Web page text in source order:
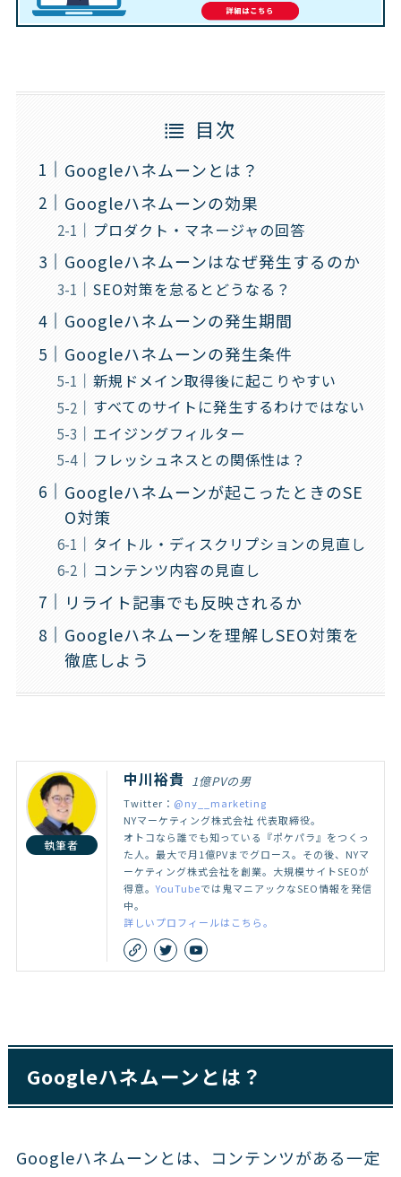
目次
Googleハネムーンとは？
Googleハネムーンの効果
プロダクト・マネージャの回答
Googleハネムーンはなぜ発生するのか
SEO対策を怠るとどうなる？
Googleハネムーンの発生期間
Googleハネムーンの発生条件
新規ドメイン取得後に起こりやすい
すべてのサイトに発生するわけではない
エイジングフィルター
フレッシュネスとの関係性は？
Googleハネムーンが起こったときのSE
O対策
タイトル・ディスクリプションの見直し
コンテンツ内容の見直し
リライト記事でも反映されるか
Googleハネムーンを理解しSEO対策を
徹底しよう
執筆者
中川裕貴 1億PVの男
Twitter： @ny__marketing
NYマーケティング株式会社 代表取締役。
オトコなら誰でも知っている『ポケパラ』をつくっ
た人。最大で月1億PVまでグロース。その後、NYマ
ーケティング株式会社を創業。大規模サイトSEOが
得意。YouTubeでは鬼マニアックなSEO情報を発信
中。
詳しいプロフィールはこちら。
Googleハネムーンとは？
Googleハネムーンとは、コンテンツがある一定